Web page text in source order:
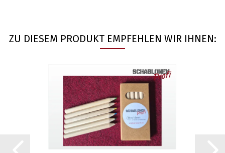
ZU DIESEM PRODUKT EMPFEHLEN WIR IHNEN: